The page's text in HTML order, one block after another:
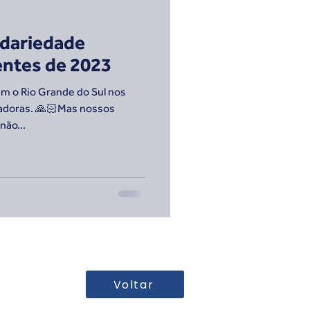
de 2023
o Rio Grande do Sul nos
🙏🏻Mas nossos
Voltar